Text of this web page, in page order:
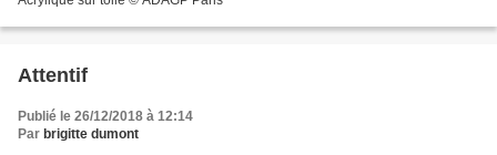
Attentif
Publié le 26/12/2018 à 12:14
Par brigitte dumont